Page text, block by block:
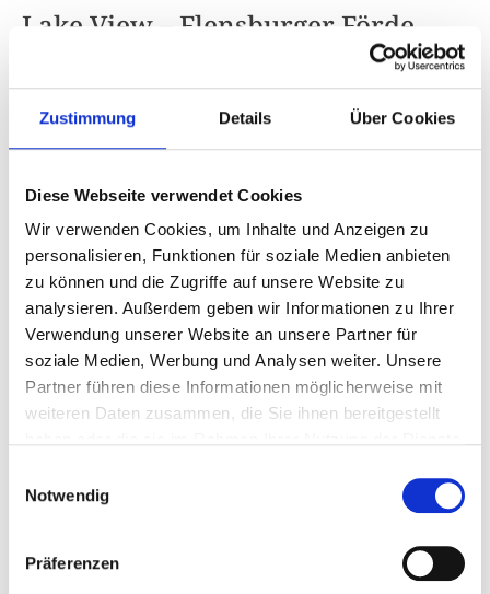
Zustimmung Details Über Cookies
Diese Webseite verwendet Cookies
Wir verwenden Cookies, um Inhalte und Anzeigen zu
personalisieren, Funktionen für soziale Medien anbieten
zu können und die Zugriffe auf unsere Website zu
analysieren. Außerdem geben wir Informationen zu Ihrer
Verwendung unserer Website an unsere Partner für
soziale Medien, Werbung und Analysen weiter. Unsere
Partner führen diese Informationen möglicherweise mit
weiteren Daten zusammen, die Sie ihnen bereitgestellt
Notwendig
Präferenzen
Lake View – Flensburger Förde
3 Gäste 2 Schlafzimmer 1 Bad 80 m²
Hunde erlaubt Strand fußläufig
Auf Karte anzeigen
Beschreibung
Ausstattung
Schlafgelegenheiten
Vorteile dieser Buchung
Persönliche Ansprechpartner per Mail und